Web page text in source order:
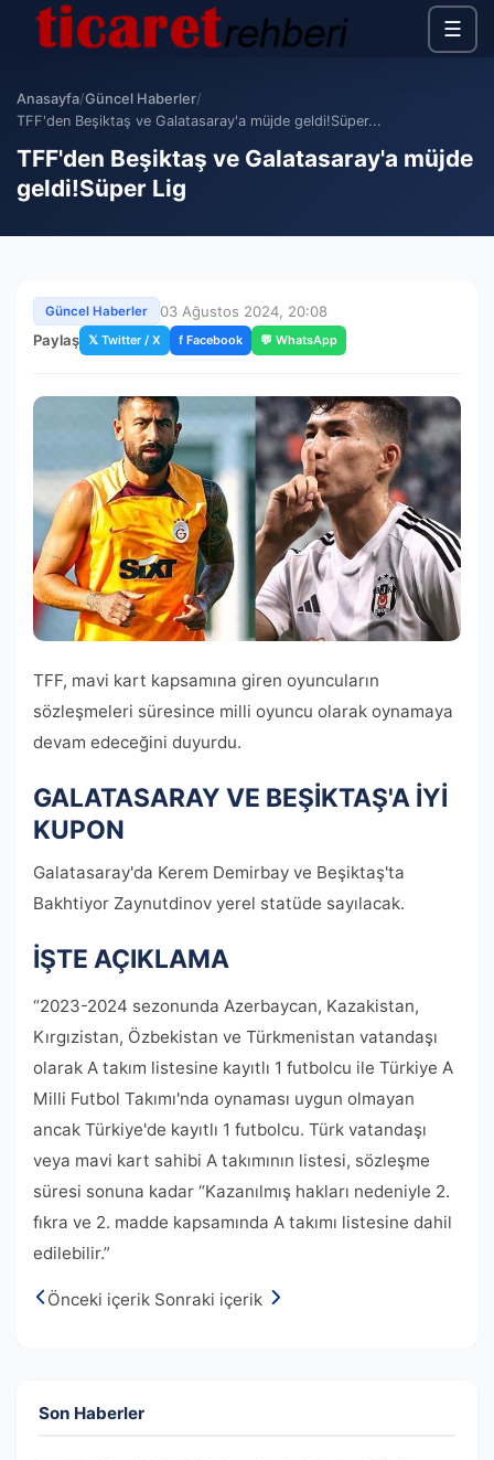
☰
Anasayfa/Güncel Haberler/
TFF'den Beşiktaş ve Galatasaray'a müjde geldi!Süper...
TFF'den Beşiktaş ve Galatasaray'a müjde
geldi!Süper Lig
Güncel Haberler
03 Ağustos 2024, 20:08
Paylaş 𝕏 Twitter / X f Facebook 💬 WhatsApp
TFF, mavi kart kapsamına giren oyuncuların
sözleşmeleri süresince milli oyuncu olarak oynamaya
devam edeceğini duyurdu.
GALATASARAY VE BEŞİKTAŞ'A İYİ
KUPON
Galatasaray'da Kerem Demirbay ve Beşiktaş'ta
Bakhtiyor Zaynutdinov yerel statüde sayılacak.
İŞTE AÇIKLAMA
“2023-2024 sezonunda Azerbaycan, Kazakistan,
Kırgızistan, Özbekistan ve Türkmenistan vatandaşı
olarak A takım listesine kayıtlı 1 futbolcu ile Türkiye A
Milli Futbol Takımı'nda oynaması uygun olmayan
ancak Türkiye'de kayıtlı 1 futbolcu. Türk vatandaşı
veya mavi kart sahibi A takımının listesi, sözleşme
süresi sonuna kadar “Kazanılmış hakları nedeniyle 2.
fıkra ve 2. madde kapsamında A takımı listesine dahil
edilebilir.”
Önceki içerik Sonraki içerik
Son Haberler